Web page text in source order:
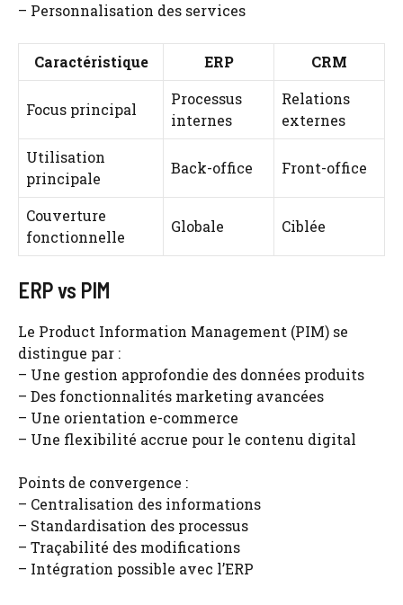
– Personnalisation des services
Caractéristique ERP CRM
Focus principal
Processus
internes
Relations
externes
Utilisation
principale
Back-office Front-office
Couverture
fonctionnelle
Globale Ciblée
ERP vs PIM
Le Product Information Management (PIM) se
distingue par :
– Une gestion approfondie des données produits
– Des fonctionnalités marketing avancées
– Une orientation e-commerce
– Une flexibilité accrue pour le contenu digital
Points de convergence :
– Centralisation des informations
– Standardisation des processus
– Traçabilité des modifications
– Intégration possible avec l’ERP